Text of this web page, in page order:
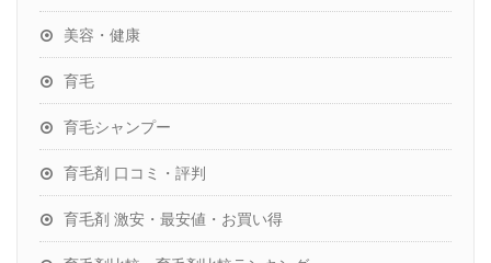
美容・健康
育毛
育毛シャンプー
育毛剤 口コミ・評判
育毛剤 激安・最安値・お買い得